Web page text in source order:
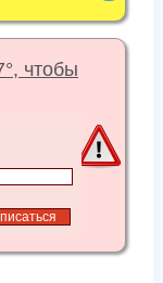
чтобы